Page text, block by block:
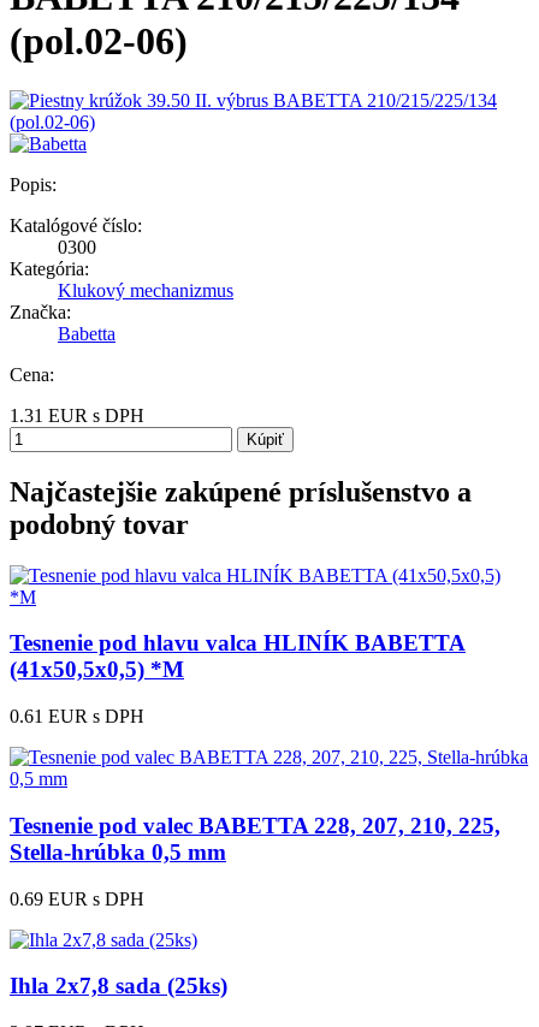
(pol.02-06)
Popis:
Katalógové číslo:
0300
Kategória:
Klukový mechanizmus
Značka:
Babetta
Cena:
1.31 EUR s DPH
Kúpiť
Najčastejšie zakúpené príslušenstvo a
podobný tovar
Tesnenie pod hlavu valca HLINÍK BABETTA
(41x50,5x0,5) *M
0.61 EUR s DPH
Tesnenie pod valec BABETTA 228, 207, 210, 225,
Stella-hrúbka 0,5 mm
0.69 EUR s DPH
Ihla 2x7,8 sada (25ks)